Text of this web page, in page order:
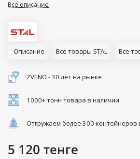
Все описание
Описание Все товары STAL Все
ZVENO - 30 лет на рынке
1000+ тонн товара в наличии
Отгружаем более 300 контейнеров
5 120 тенге